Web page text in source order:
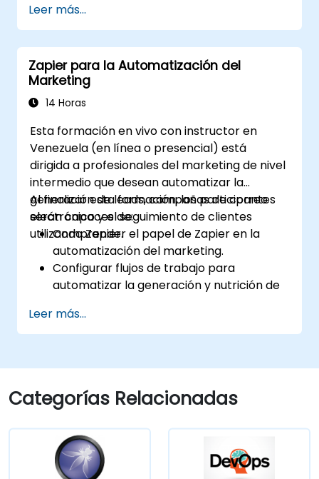
automatización.
Optimizar los flujos de trabajo de
marketing y ventas.
Leer más...
Zapier para la Automatización del
Marketing
14 Horas
Esta formación en vivo con instructor en
Venezuela (en línea o presencial) está
dirigida a profesionales del marketing de nivel
intermedio que desean automatizar la
generación de leads, campañas de correo
electrónico y el seguimiento de clientes
utilizando Zapier.
Al finalizar esta formación, los participantes
serán capaces de:
Comprender el papel de Zapier en la
automatización del marketing.
Configurar flujos de trabajo para
automatizar la generación y nutrición de
Integrar herramientas de marketing,
como sistemas CRM, plataformas de
análisis.
Optimizar y solucionar problemas en los
flujos de trabajo de automatización para
Leer más...
Categorías Relacionadas